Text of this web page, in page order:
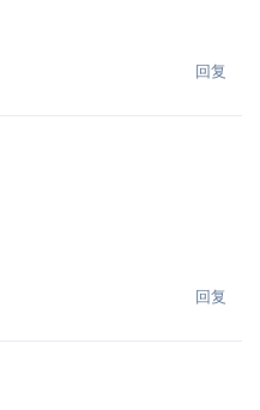
回复
回复